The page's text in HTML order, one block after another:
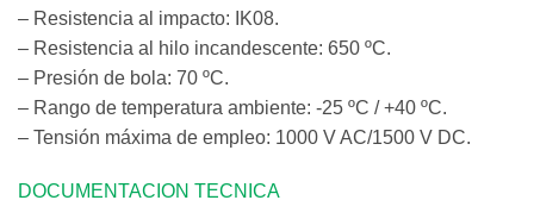
– Resistencia al impacto: IK08.
– Resistencia al hilo incandescente: 650 ºC.
– Presión de bola: 70 ºC.
– Rango de temperatura ambiente: -25 ºC / +40 ºC.
– Tensión máxima de empleo: 1000 V AC/1500 V DC.
DOCUMENTACION TECNICA